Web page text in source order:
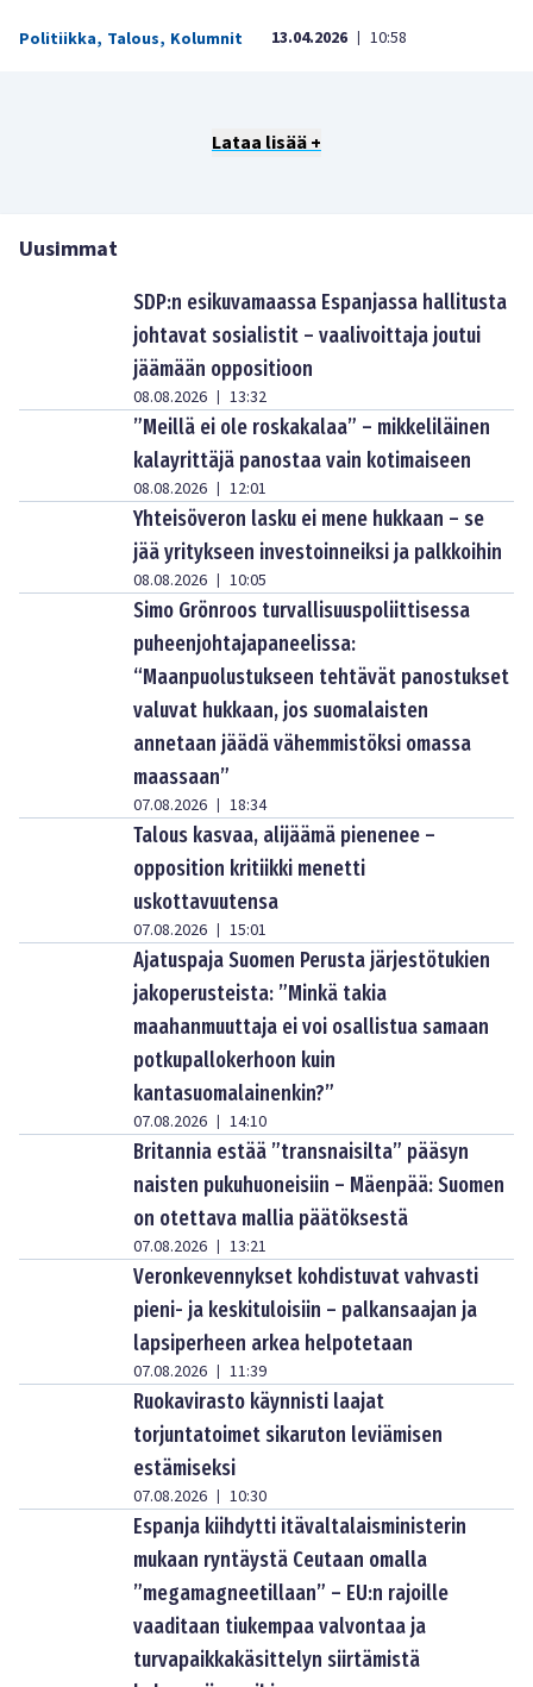
Politiikka, Talous, Kolumnit 13.04.2026 | 10:58
Lataa lisää +
Uusimmat
SDP:n esikuvamaassa Espanjassa hallitusta
johtavat sosialistit – vaalivoittaja joutui
jäämään oppositioon
08.08.2026 | 13:32
”Meillä ei ole roskakalaa” – mikkeliläinen
kalayrittäjä panostaa vain kotimaiseen
08.08.2026 | 12:01
Yhteisöveron lasku ei mene hukkaan – se
jää yritykseen investoinneiksi ja palkkoihin
08.08.2026 | 10:05
Simo Grönroos turvallisuuspoliittisessa
puheenjohtajapaneelissa:
“Maanpuolustukseen tehtävät panostukset
valuvat hukkaan, jos suomalaisten
annetaan jäädä vähemmistöksi omassa
maassaan”
07.08.2026 | 18:34
Talous kasvaa, alijäämä pienenee –
opposition kritiikki menetti
uskottavuutensa
07.08.2026 | 15:01
Ajatuspaja Suomen Perusta järjestötukien
jakoperusteista: ”Minkä takia
maahanmuuttaja ei voi osallistua samaan
potkupallokerhoon kuin
kantasuomalainenkin?”
07.08.2026 | 14:10
Britannia estää ”transnaisilta” pääsyn
naisten pukuhuoneisiin – Mäenpää: Suomen
on otettava mallia päätöksestä
07.08.2026 | 13:21
Veronkevennykset kohdistuvat vahvasti
pieni- ja keskituloisiin – palkansaajan ja
lapsiperheen arkea helpotetaan
07.08.2026 | 11:39
Ruokavirasto käynnisti laajat
torjuntatoimet sikaruton leviämisen
estämiseksi
07.08.2026 | 10:30
Espanja kiihdytti itävaltalaisministerin
mukaan ryntäystä Ceutaan omalla
”megamagneetillaan” – EU:n rajoille
vaaditaan tiukempaa valvontaa ja
turvapaikkakäsittelyn siirtämistä